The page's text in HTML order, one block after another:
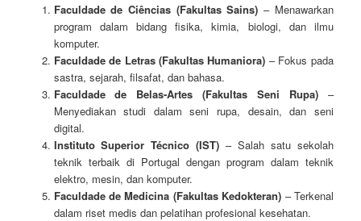
Faculdade de Ciências (Fakultas Sains) – Menawarkan
program dalam bidang fisika, kimia, biologi, dan ilmu
komputer.
Faculdade de Letras (Fakultas Humaniora) – Fokus pada
sastra, sejarah, filsafat, dan bahasa.
Faculdade de Belas-Artes (Fakultas Seni Rupa) –
Menyediakan studi dalam seni rupa, desain, dan seni
digital.
Instituto Superior Técnico (IST) – Salah satu sekolah
teknik terbaik di Portugal dengan program dalam teknik
elektro, mesin, dan komputer.
Faculdade de Medicina (Fakultas Kedokteran) – Terkenal
dalam riset medis dan pelatihan profesional kesehatan.